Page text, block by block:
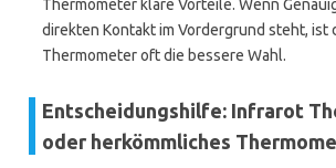
Thermometer klare Vorteile. Wenn
direkten Kontakt im Vordergrund steht, ist
Thermometer oft die bessere Wahl.
Entscheidungshilfe: Infrarot
oder herkömmliches